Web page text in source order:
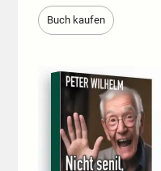
Buch kaufen